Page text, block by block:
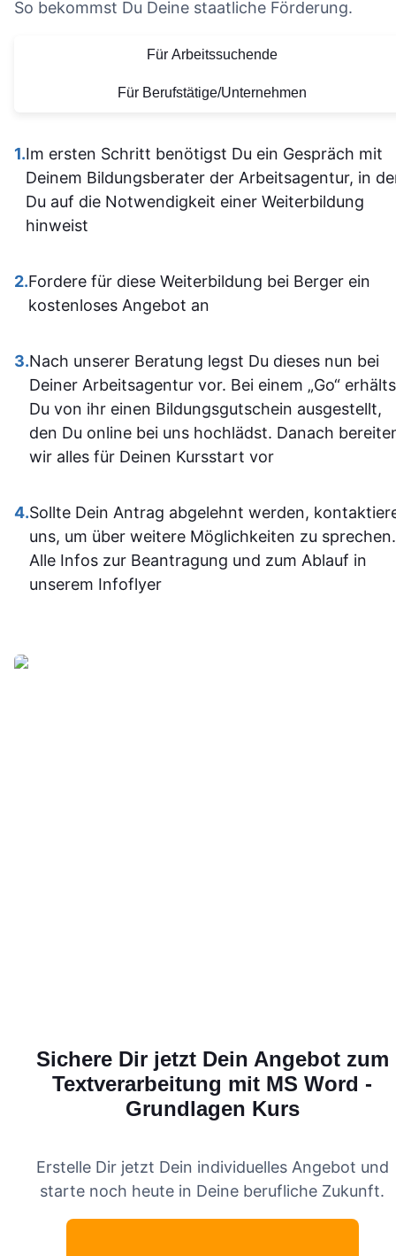
die Organisation und die
Lernmaterialien sind auf
einem hohen Niveau.
zugänglich, sodass man
sich gut orientieren kann.
Insgesamt ist der
alle, die sich im Bereich
SPS weiterbilden oder
Sehr empfehlenswert! 👍
Vielen Dank für
Lernerfahrung
nicht
aufgebaut
man kam
dann gut
allem
einiges
und fühle
im
jetzt
sicherer.
So bekommst Du Deine staatliche Förderung.
Für Arbeitssuchende
Für Berufstätige/Unternehmen
1.Im ersten Schritt benötigst Du ein Gespräch mit
Deinem Bildungsberater der Arbeitsagentur, in
Du auf die Notwendigkeit einer Weiterbildung
hinweist
2.Fordere für diese Weiterbildung bei Berger ein
kostenloses Angebot an
3.Nach unserer Beratung legst Du dieses nun bei
Deiner Arbeitsagentur vor. Bei einem „Go“
Du von ihr einen Bildungsgutschein ausgestellt,
den Du online bei uns hochlädst. Danach
wir alles für Deinen Kursstart vor
4.Sollte Dein Antrag abgelehnt werden,
uns, um über weitere Möglichkeiten zu sprechen.
Alle Infos zur Beantragung und zum Ablauf in
unserem Infoflyer
Sichere Dir jetzt Dein Angebot zum
Textverarbeitung mit MS Word -
Grundlagen Kurs
Erstelle Dir jetzt Dein individuelles Angebot und
starte noch heute in Deine berufliche Zukunft.